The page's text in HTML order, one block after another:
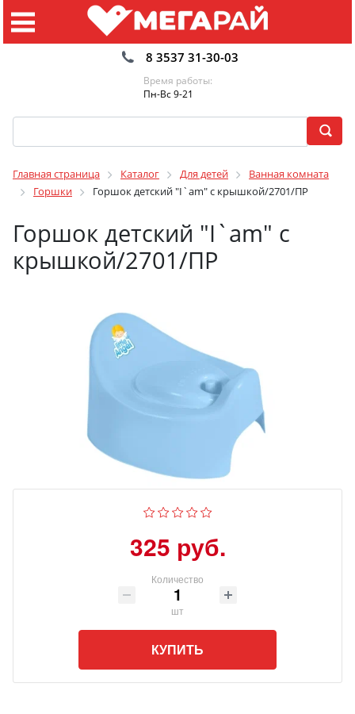
8 3537 31-30-03
Время работы:
Пн-Вс 9-21
Главная страница Каталог Для детей
Ванная комната
Горшки
Горшок детский "I`am" с крышкой/2701/ПР
Горшок детский "I`am" с
крышкой/2701/ПР
325 руб.
Количество
шт
КУПИТЬ